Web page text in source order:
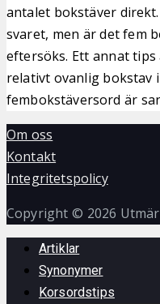
antalet bokstäver
svaret, men är det fem
eftersöks. Ett annat tips
relativt ovanlig bokstav
fembokstäversord är
Om oss
Kontakt
Integritetspolicy
Copyright © 2026
Artiklar
Synonymer
Korsordstips